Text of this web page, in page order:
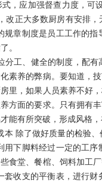
，应加强督查力度，可
改正大多数厨房有安排
规章制度是员工工作的
。
、健全的制度，配有
素养的弊病。要知道，
里，如果人员素养不好
方面的要求。只有拥有
能有所突破，形成风格
了做好质量的检验、
用下脚料经过一定的工
食堂、餐棺、饲料加工
套收支的平衡表，进行